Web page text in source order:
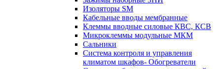
Изоляторы SM
Кабельные вводы мембранные
Клеммы вводные силовые КВС, КСВ
Микроклеммы модульные МКМ
Сальники
Система контроля и управления
климатом шкафов- Обогреватели